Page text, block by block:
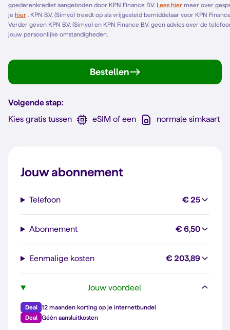
goederenkrediet aangeboden door KPN Finance B.V. Lees hier
je hier
Verder geven KPN B.V. (Simyo) en KPN Finance B.V. geen advies over de
jouw persoonlijke omstandigheden.
Bestellen
Volgende stap:
Kies gratis tussen
eSIM of een normale simkaart
Jouw abonnement
Telefoon € 25
Abonnement € 6,50
Eenmalige kosten € 203,89
Jouw voordeel
Deal
12 maanden korting op je internetbundel
Deal
Géén aansluitkosten